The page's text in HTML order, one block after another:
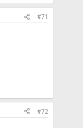
#71
#72